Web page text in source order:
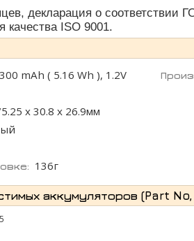
декларация о соответствии
качества ISO 9001.
mAh ( 5.16 Wh ), 1.2V
x 30.8 x 26.9мм
136г
аккумуляторов (Part No,